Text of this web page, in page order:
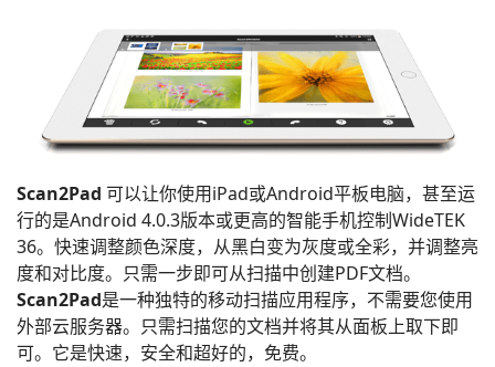
Scan2Pad 可以让你使用iPad或Android平板电脑，甚至运
行的是Android 4.0.3版本或更高的智能手机控制WideTEK
36。快速调整颜色深度，从黑白变为灰度或全彩，并调整亮
度和对比度。只需一步即可从扫描中创建PDF文档。
Scan2Pad是一种独特的移动扫描应用程序，不需要您使用
外部云服务器。只需扫描您的文档并将其从面板上取下即
可。它是快速，安全和超好的，免费。